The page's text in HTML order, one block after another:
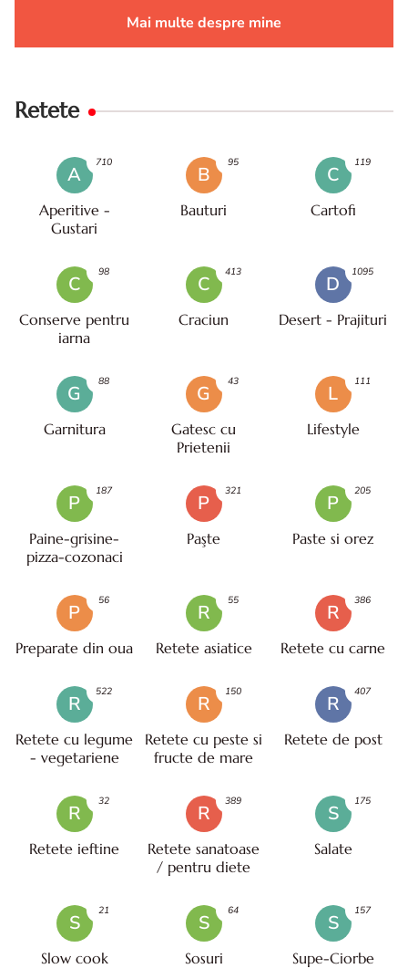
Mai multe despre mine
Retete
A
Aperitive -
Gustari
710
B
Bauturi
95
C
Cartofi
119
C
Conserve pentru
iarna
98
C
Craciun
413
D
Desert - Prajituri
1095
G
Garnitura
88
G
Gatesc cu
Prietenii
43
L
Lifestyle
111
P
Paine-grisine-
pizza-cozonaci
187
P
Paşte
321
P
Paste si orez
205
P
Preparate din oua
56
R
Retete asiatice
55
R
Retete cu carne
386
R
Retete cu legume
- vegetariene
522
R
Retete cu peste si
fructe de mare
150
R
Retete de post
407
R
Retete ieftine
32
R
Retete sanatoase
/ pentru diete
389
S
Salate
175
S
Slow cook
21
S
Sosuri
64
S
Supe-Ciorbe
157